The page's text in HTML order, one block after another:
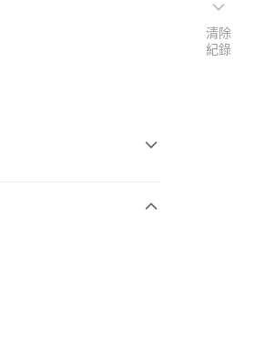
清除
紀錄